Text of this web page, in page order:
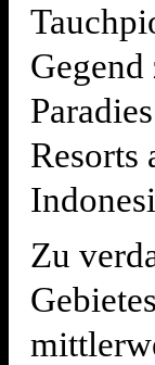
Resorts
Zu